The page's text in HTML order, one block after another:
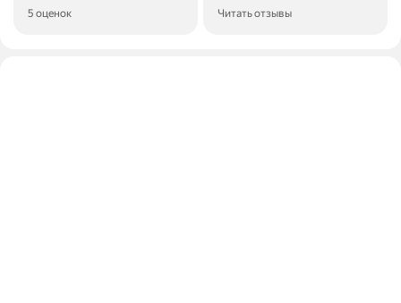
5 оценок Читать отзывы